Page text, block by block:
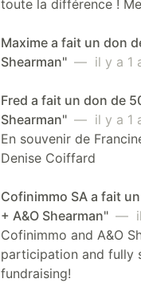
toute la différence !
Maxime a fait un don
Shearman" — il y a 1
Fred a fait un don de
Shearman" — il y a 1
En souvenir de
Denise Coiffard
Cofinimmo SA a fait
+ A&O Shearman" — il
Cofinimmo and A&O
participation and fully
fundraising!